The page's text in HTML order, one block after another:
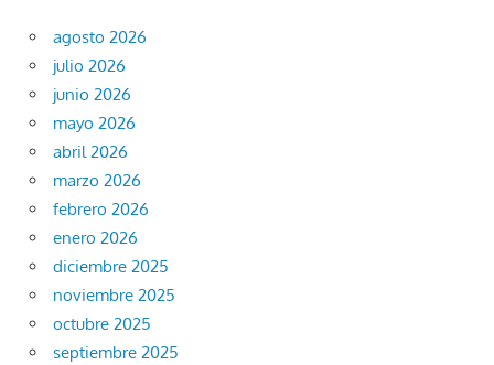
agosto 2026
julio 2026
junio 2026
mayo 2026
abril 2026
marzo 2026
febrero 2026
enero 2026
diciembre 2025
noviembre 2025
octubre 2025
septiembre 2025